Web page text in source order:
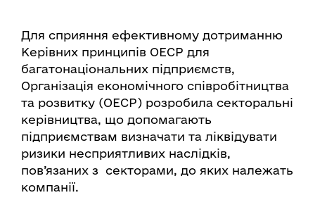
Для сприяння ефективному дотриманню
Керівних принципів ОЕСР для
багатонаціональних підприємств,
Організація економічного співробітництва
та розвитку (ОЕСР) розробила секторальні
керівництва, що допомагають
підприємствам визначати та ліквідувати
ризики несприятливих наслідків,
пов’язаних з секторами, до яких належать
компанії.